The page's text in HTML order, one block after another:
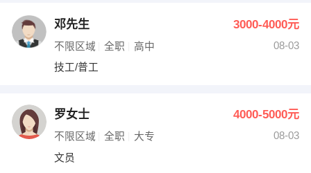
邓先生 3000-4000元
不限区域 全职 高中
08-03
技工/普工
罗女士 4000-5000元
不限区域 全职 大专
08-03
文员